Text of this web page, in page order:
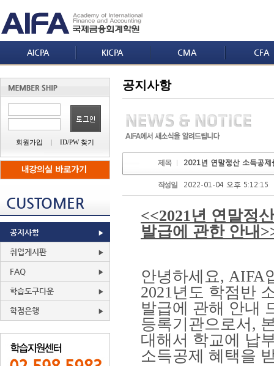
AICPA KICPA CMA CFA
회원가입 | ID/PW 찾기
CUSTOMER
공지사항
취업게시판
FAQ
학습도구다운
학점은행
공지사항
제목 2021년 연말정산 소득공
작성일 2022-01-04 오후 5:12:15
<<2021년 연말정
발급에 관한 안내
안녕하세요, AIFA
2021년도 학점반
발급에 관해 안내
등록기관으로서 ,
대해서 학교에 납
소득공제 혜택을